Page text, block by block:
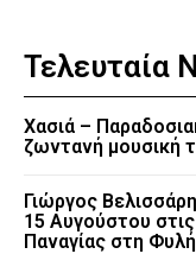
Τελευταία
Χασιά –
ζωντανή μουσική
Γιώργος
15 Αυγούστου
Παναγίας στη